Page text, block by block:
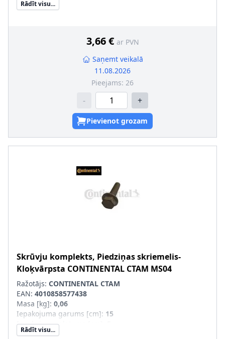
Ārējais diametrs [mm]
Rādīt visu...
3,66 € ar PVN
Saņemt veikalā
11.08.2026
Pieejams: 26
- +
Pievienot grozam
Skrūvju komplekts, Piedziņas skriemelis-
Kloķvārpsta CONTINENTAL CTAM MS04
Ražotājs: CONTINENTAL CTAM
EAN: 4010858577438
Masa [kg]: 0,06
Iepakojuma garums [cm]: 15
Iepakojuma platums [cm]
Iepakojuma augstums [cm]
Rādīt visu...